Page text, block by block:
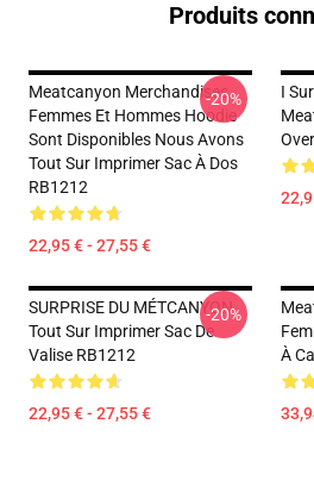
Produits
Meatcanyon Merchandises
Femmes Et Hommes Hoodie
Sont Disponibles Nous Avons
Tout Sur Imprimer Sac À Dos
RB1212
22,95 € - 27,55 €
-20%
I
SURPRISE DU MÉTCANYON
Tout Sur Imprimer Sac De
Valise RB1212
22,95 € - 27,55 €
-20%
À